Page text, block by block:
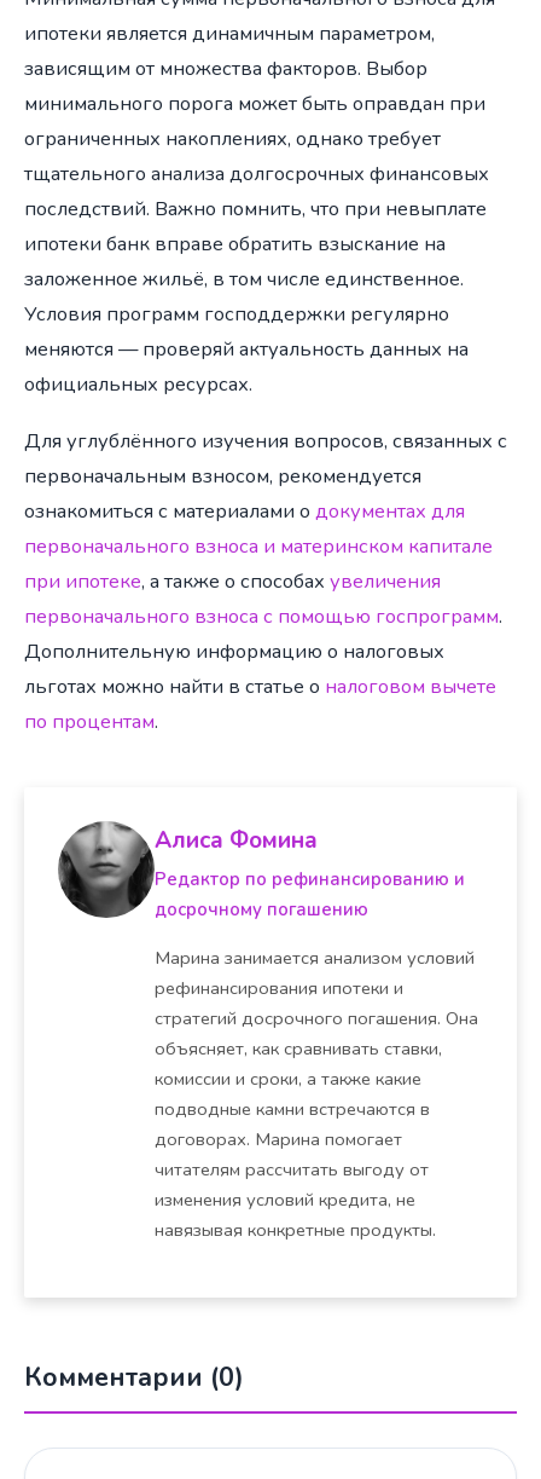
ипотеки является динамичным параметром,
зависящим от множества факторов. Выбор
минимального порога может быть оправдан при
ограниченных накоплениях, однако требует
тщательного анализа долгосрочных финансовых
последствий. Важно помнить, что при невыплате
ипотеки банк вправе обратить взыскание на
заложенное жильё, в том числе единственное.
Условия программ господдержки регулярно
меняются — проверяй актуальность данных на
официальных ресурсах.
Для углублённого изучения вопросов, связанных с
первоначальным взносом, рекомендуется
ознакомиться с материалами о документах для
первоначального взноса и материнском капитале
при ипотеке, а также о способах увеличения
первоначального взноса с помощью госпрограмм.
Дополнительную информацию о налоговых
льготах можно найти в статье о налоговом вычете
по процентам.
Алиса Фомина
Редактор по рефинансированию и
досрочному погашению
Марина занимается анализом условий
рефинансирования ипотеки и
стратегий досрочного погашения. Она
объясняет, как сравнивать ставки,
комиссии и сроки, а также какие
подводные камни встречаются в
договорах. Марина помогает
читателям рассчитать выгоду от
изменения условий кредита, не
навязывая конкретные продукты.
Комментарии (0)